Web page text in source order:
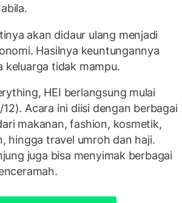
akan didaur ulang menjadi
Hasilnya keuntungannya
keluarga tidak mampu.
HEI berlangsung mulai
Acara ini diisi dengan berbagai
makanan, fashion, kosmetik,
hingga travel umroh dan haji.
juga bisa menyimak berbagai